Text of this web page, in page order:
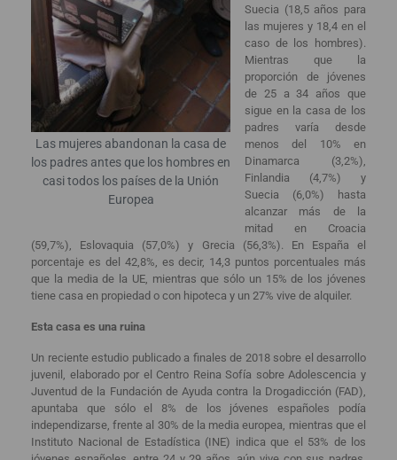
Las mujeres abandonan la casa de
los padres antes que los hombres en
casi todos los países de la Unión
Europea
Suecia (18,5 años para
las mujeres y 18,4 en el
caso de los hombres).
Mientras que la
proporción de jóvenes
de 25 a 34 años que
sigue en la casa de los
padres varía desde
menos del 10% en
Dinamarca (3,2%),
Finlandia (4,7%) y
Suecia (6,0%) hasta
alcanzar más de la
mitad en Croacia
(59,7%), Eslovaquia (57,0%) y Grecia (56,3%). En España el
porcentaje es del 42,8%, es decir, 14,3 puntos porcentuales más
que la media de la UE, mientras que sólo un 15% de los jóvenes
tiene casa en propiedad o con hipoteca y un 27% vive de alquiler.
Esta casa es una ruina
Un reciente estudio publicado a finales de 2018 sobre el desarrollo
juvenil, elaborado por el Centro Reina Sofía sobre Adolescencia y
Juventud de la Fundación de Ayuda contra la Drogadicción (FAD),
apuntaba que sólo el 8% de los jóvenes españoles podía
independizarse, frente al 30% de la media europea, mientras que el
Instituto Nacional de Estadística (INE) indica que el 53% de los